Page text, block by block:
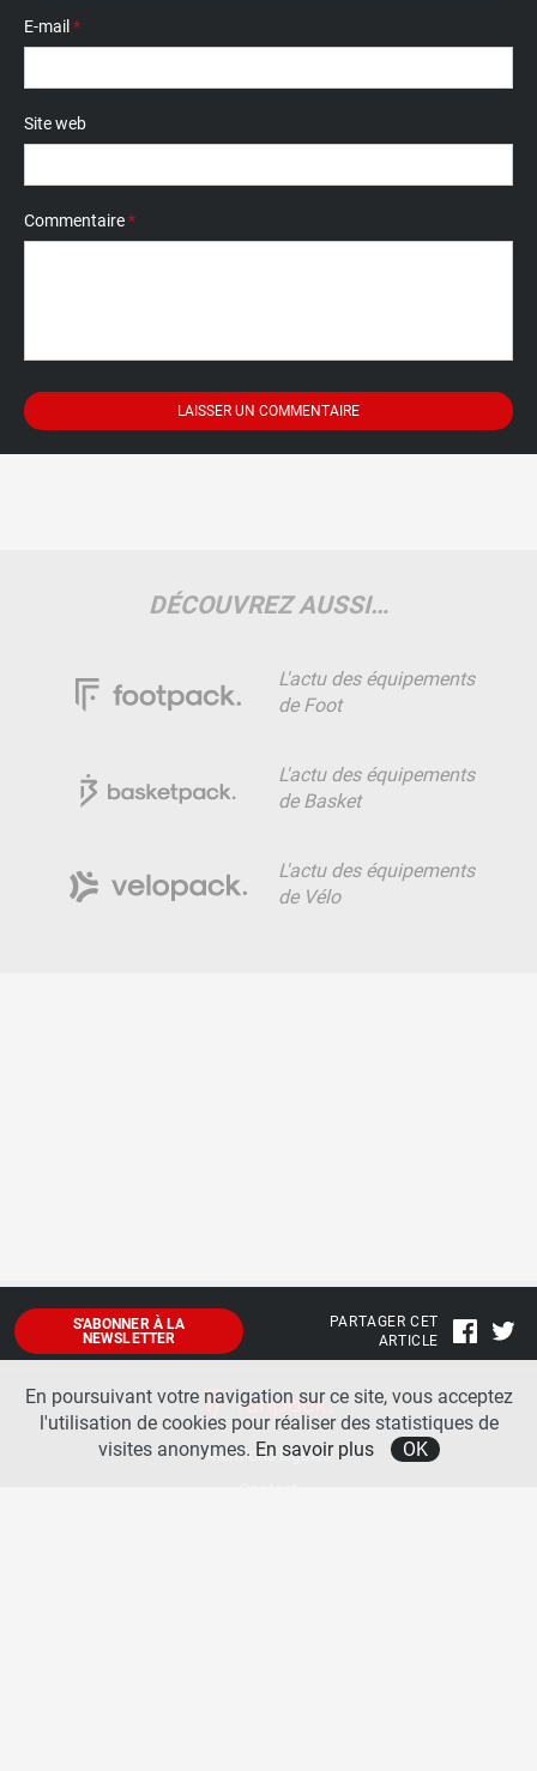
E-mail*
Site web
Commentaire*
DÉCOUVREZ AUSSI…
L'actu des équipements
de Foot
L'actu des équipements
de Basket
L'actu des équipements
de Vélo
S'ABONNER À LA
NEWSLETTER
PARTAGER CET
ARTICLE
Mentions légales
En poursuivant votre navigation sur ce site, vous acceptez
l'utilisation de cookies pour réaliser des statistiques de
visites anonymes. En savoir plus OK